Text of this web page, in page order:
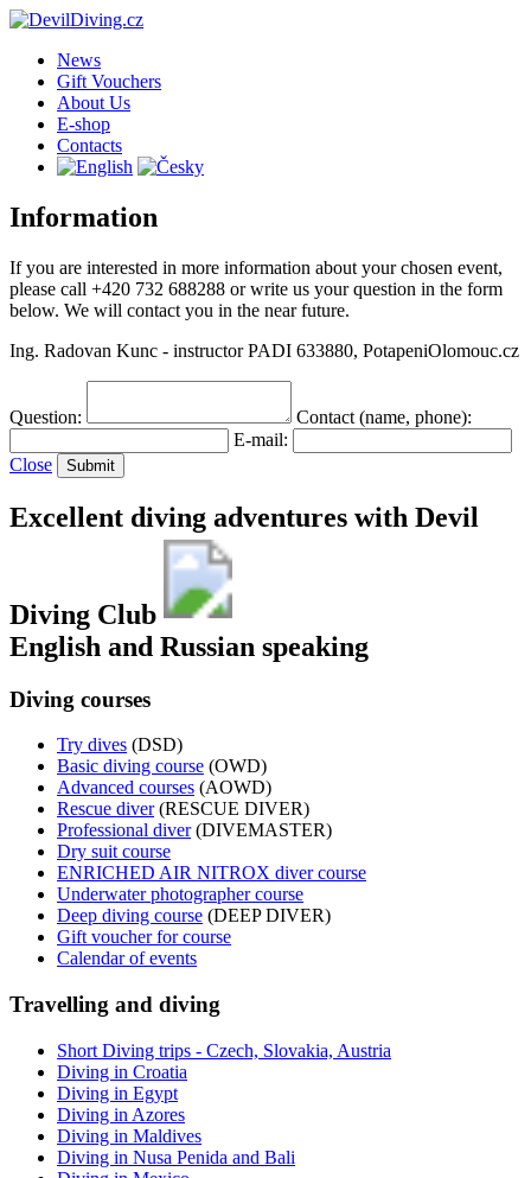
News
Gift Vouchers
About Us
E-shop
Contacts
Information
If you are interested in more information about your chosen event,
please call +420 732 688288 or write us your question in the form
below. We will contact you in the near future.
Ing. Radovan Kunc - instructor PADI 633880, PotapeniOlomouc.cz
Question:
Contact (name, phone):
E-mail:
Close
Excellent diving adventures with Devil
Diving Club
English and Russian speaking
Diving courses
Try dives (DSD)
Basic diving course (OWD)
Advanced courses (AOWD)
Rescue diver(RESCUE DIVER)
Professional diver(DIVEMASTER)
Dry suit course
ENRICHED AIR NITROX diver course
Underwater photographer course
Deep diving course (DEEP DIVER)
Gift voucher for course
Calendar of events
Travelling and diving
Short Diving trips - Czech, Slovakia, Austria
Diving in Croatia
Diving in Egypt
Diving in Azores
Diving in Maldives
Diving in Nusa Penida and Bali